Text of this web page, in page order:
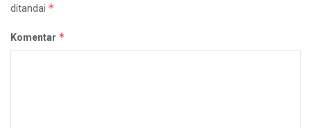
ditandai *
Komentar *